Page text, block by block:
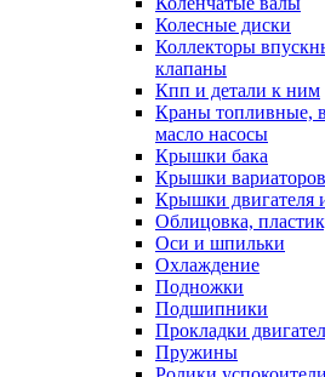
Колесные диски
Коллекторы
клапаны
Кпп и детали к ним
Краны топливные,
масло насосы
Крышки бака
Крышки вариаторов
Крышки двигателя
Облицовка,
Оси и шпильки
Охлаждение
Подножки
Подшипники
Прокладки
Пружины